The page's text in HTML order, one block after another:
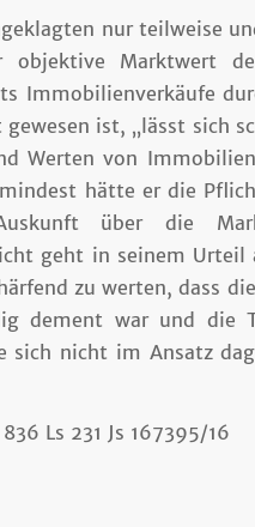
nur teilweise
objektive Marktwert
Immobilienverkäufe
ist, „lässt sich
Werten von
hätte er die
über die
geht in seinem Urteil
zu werten, dass
dement war und die
sich nicht im Ansatz
Ls 231 Js 167395/16